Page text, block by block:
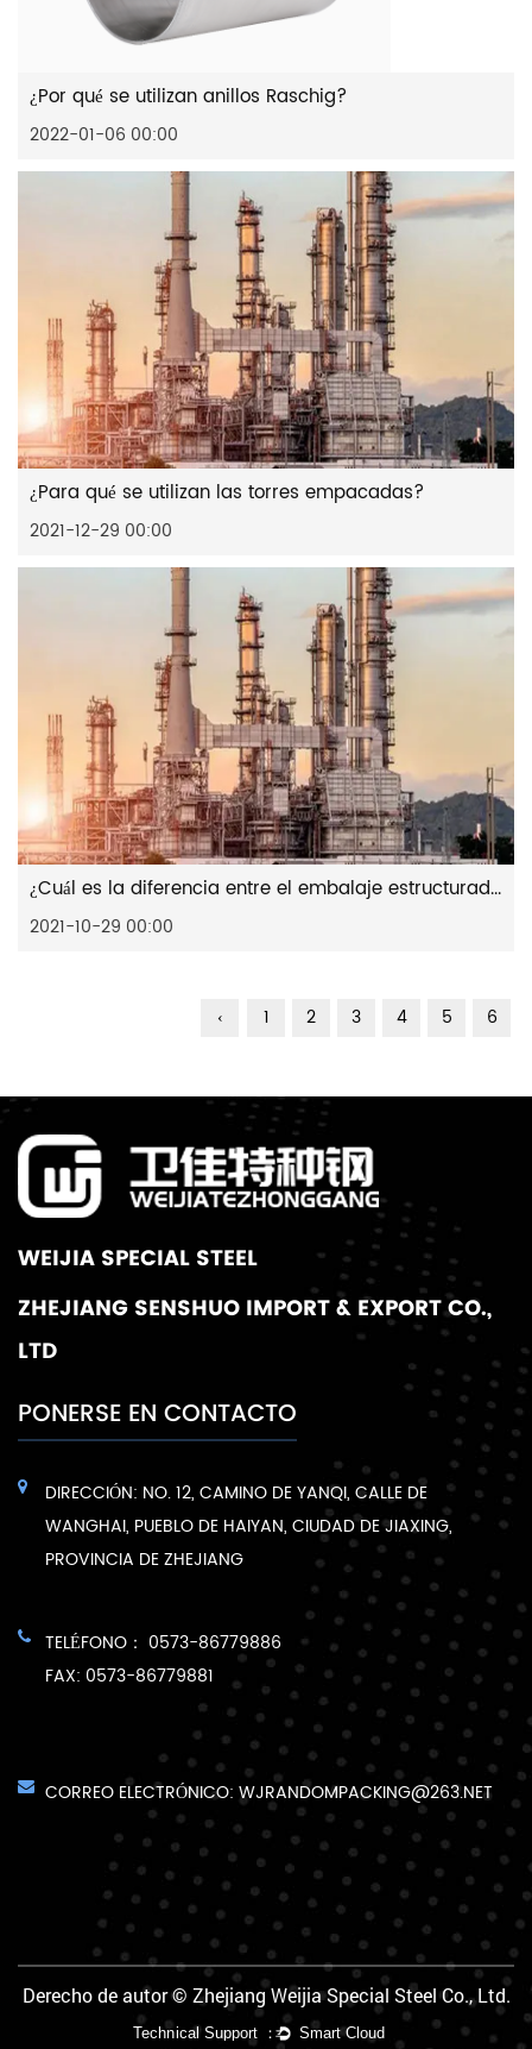
¿Por qué se utilizan anillos Raschig?
2022-01-06 00:00
¿Para qué se utilizan las torres empacadas?
2021-12-29 00:00
¿Cuál es la diferencia entre el embalaje estructurado y el embalaje aleatorio?
2021-10-29 00:00
‹ 1 2 3 4 5 6
WEIJIA SPECIAL STEEL
ZHEJIANG SENSHUO IMPORT & EXPORT CO.,
LTD
PONERSE EN CONTACTO
DIRECCIÓN: NO. 12, CAMINO DE YANQI, CALLE DE
WANGHAI, PUEBLO DE HAIYAN, CIUDAD DE JIAXING,
PROVINCIA DE ZHEJIANG
TELÉFONO： 0573-86779886
FAX: 0573-86779881
CORREO ELECTRÓNICO: WJRANDOMPACKING@263.NET
Derecho de autor © Zhejiang Weijia Special Steel Co., Ltd.